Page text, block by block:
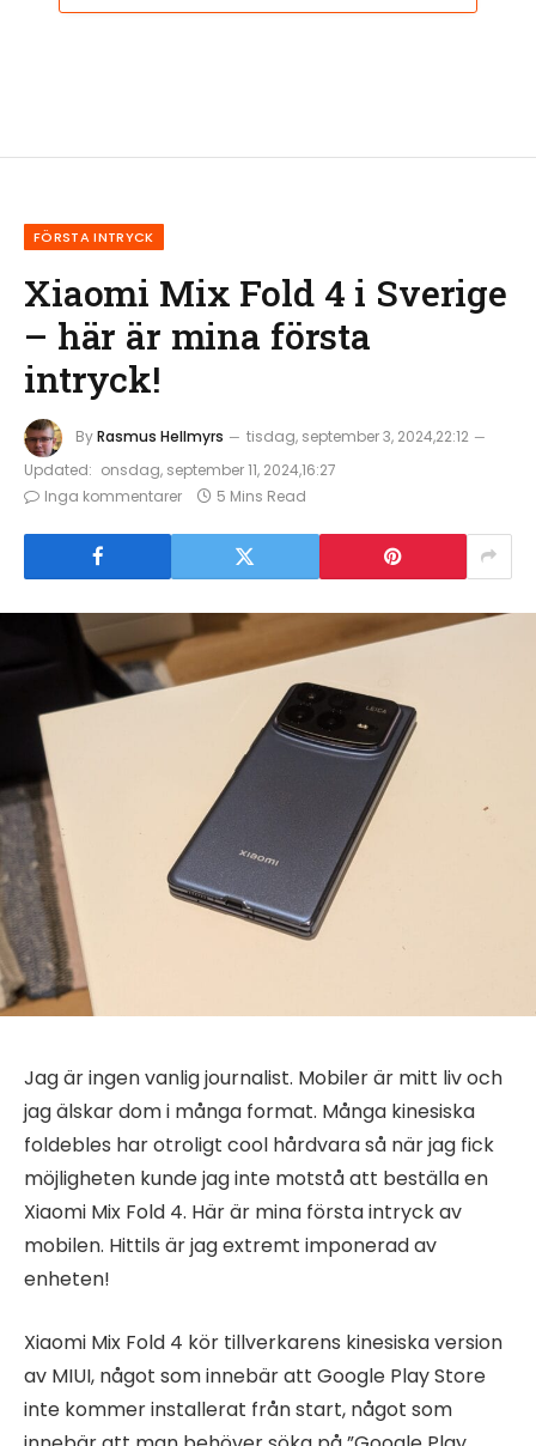
FÖRSTA INTRYCK
Xiaomi Mix Fold 4 i Sverige
– här är mina första
intryck!
ByRasmus Hellmyrs
tisdag, september 3, 2024,22:12
Updated: onsdag, september 11, 2024,16:27
Inga kommentarer
5 Mins Read
Jag är ingen vanlig journalist. Mobiler är mitt liv och
jag älskar dom i många format. Många kinesiska
foldebles har otroligt cool hårdvara så när jag fick
möjligheten kunde jag inte motstå att beställa en
Xiaomi Mix Fold 4. Här är mina första intryck av
mobilen. Hittils är jag extremt imponerad av
enheten!
Xiaomi Mix Fold 4 kör tillverkarens kinesiska version
av MIUI, något som innebär att Google Play Store
inte kommer installerat från start, något som